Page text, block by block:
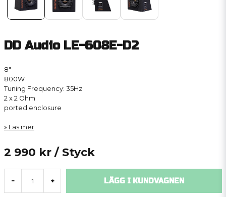
DD Audio LE-608E-D2
8″
800W
Tuning Frequency: 35Hz
2 x 2 Ohm
ported enclosure
Läs mer
2 990 kr / Styck
- + LÄGG I KUNDVAGNEN